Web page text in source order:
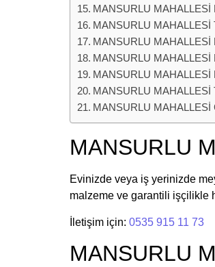
MANSURLU MAHALLESİ
MANSURLU MAHALLESİ
MANSURLU MAHALLESİ
MANSURLU MAHALLESİ
MANSURLU MAHALLESİ
MANSURLU MAHALLESİ
MANSURLU
MANSURLU
Evinizde veya iş yerinizde
malzeme ve garantili işçilikle
İletişim için: 0535 915 11 73
MANSURLU